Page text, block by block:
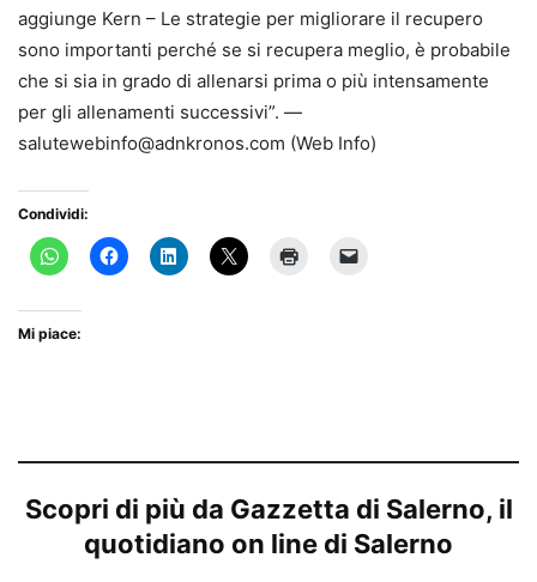
aggiunge Kern – Le strategie per migliorare il recupero
sono importanti perché se si recupera meglio, è probabile
che si sia in grado di allenarsi prima o più intensamente
per gli allenamenti successivi”. —
salutewebinfo@adnkronos.com (Web Info)
Condividi:
Mi piace:
Scopri di più da Gazzetta di Salerno, il
quotidiano on line di Salerno